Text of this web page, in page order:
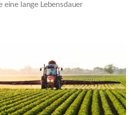
eine lange Lebensdauer